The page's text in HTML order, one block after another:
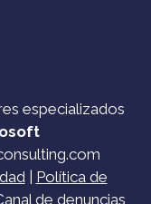
especializados
| Política de
de denuncias